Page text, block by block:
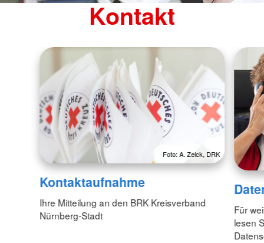
Kontakt
Foto: A. Zelck, DRK
Kontaktaufnahme
Ihre Mitteilung an den BRK Kreisverband
Nürnberg-Stadt
Für
lesen